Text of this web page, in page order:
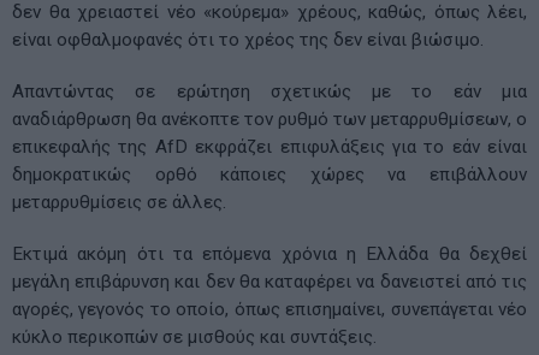
δεν θα χρειαστεί νέο «κούρεμα» χρέους, καθώς, όπως λέει,
είναι οφθαλμοφανές ότι το χρέος της δεν είναι βιώσιμο.
Απαντώντας σε ερώτηση σχετικώς με το εάν μια
αναδιάρθρωση θα ανέκοπτε τον ρυθμό των μεταρρυθμίσεων, ο
επικεφαλής της AfD εκφράζει επιφυλάξεις για το εάν είναι
δημοκρατικώς ορθό κάποιες χώρες να επιβάλλουν
μεταρρυθμίσεις σε άλλες.
Εκτιμά ακόμη ότι τα επόμενα χρόνια η Ελλάδα θα δεχθεί
μεγάλη επιβάρυνση και δεν θα καταφέρει να δανειστεί από τις
αγορές, γεγονός το οποίο, όπως επισημαίνει, συνεπάγεται νέο
κύκλο περικοπών σε μισθούς και συντάξεις.